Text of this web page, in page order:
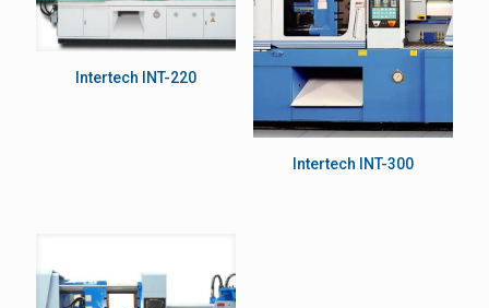
Intertech INT-220
Intertech INT-300